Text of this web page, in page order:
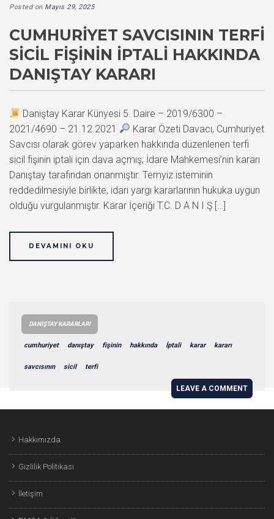
Posted on Mayıs 29, 2025
CUMHURIYET SAVCISININ TERFI
SICIL FIŞININ İPTALI HAKKINDA
DANIŞTAY KARARI
Danıştay Karar Künyesi 5. Daire – 2019/6300 –
2021/4690 – 21.12.2021
Karar Özeti Davacı, Cumhuriyet
Savcısı olarak görev yaparken hakkında düzenlenen terfi
sicil fişinin iptali için dava açmış; İdare Mahkemesi’nin kararı
Danıştay tarafından onanmıştır. Temyiz isteminin
reddedilmesiyle birlikte, idari yargı kararlarının hukuka uygun
olduğu vurgulanmıştır. Karar İçeriği T.C. D A N I Ş […]
DEVAMINI OKU
DANIŞTAY KARARLARI
cumhuriyet danıştay fişinin hakkında İptali karar kararı
savcısının sicil terfi
LEAVE A COMMENT
Hakkımızda
Gizlilik Politikası
İletişim